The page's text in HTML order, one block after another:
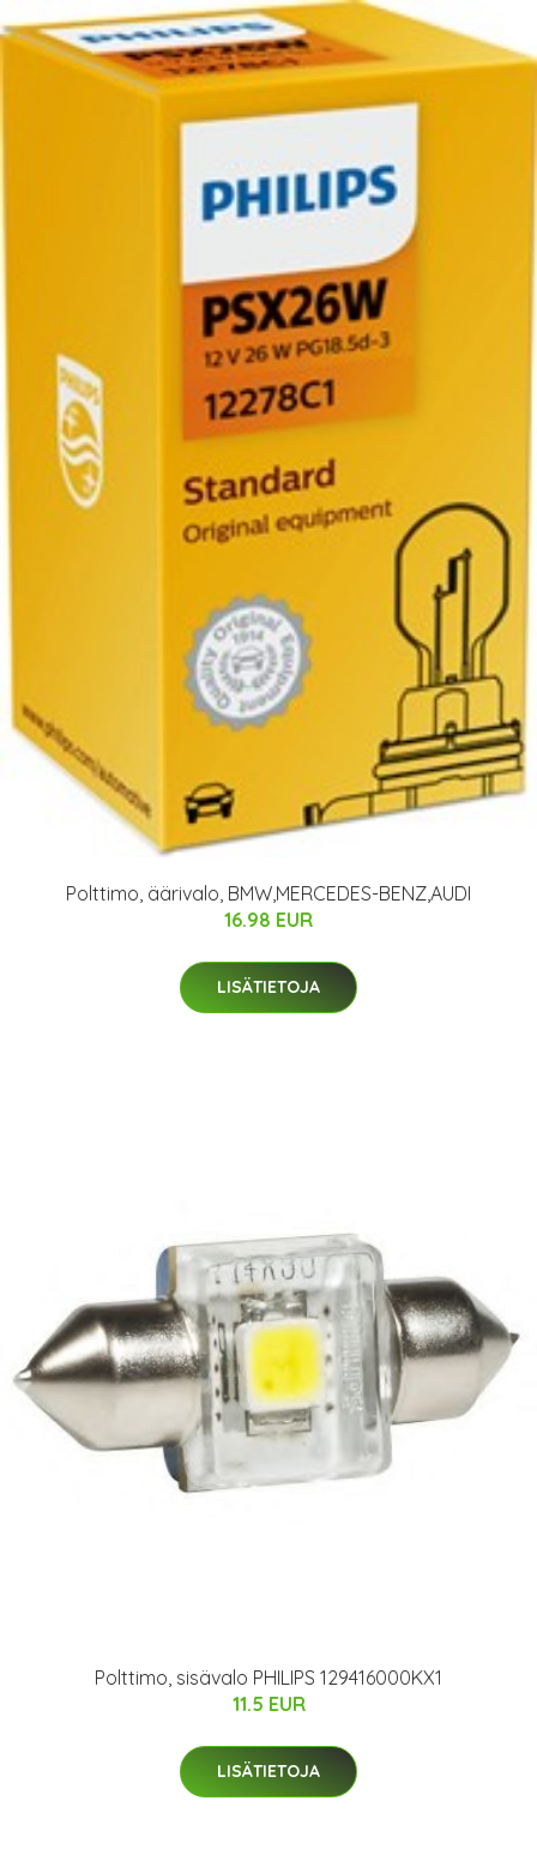
Polttimo, äärivalo, BMW,MERCEDES-BENZ,AUDI
16.98 EUR
LISÄTIETOJA
Polttimo, sisävalo PHILIPS 129416000KX1
11.5 EUR
LISÄTIETOJA